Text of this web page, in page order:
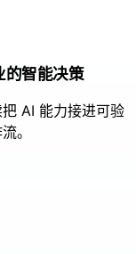
的智能决策
AI 能力接进可验
。